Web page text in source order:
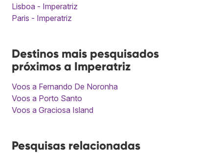
Lisboa - Imperatriz
Paris - Imperatriz
Destinos mais pesquisados
próximos a Imperatriz
Voos a Fernando De Noronha
Voos a Porto Santo
Voos a Graciosa Island
Pesquisas relacionadas